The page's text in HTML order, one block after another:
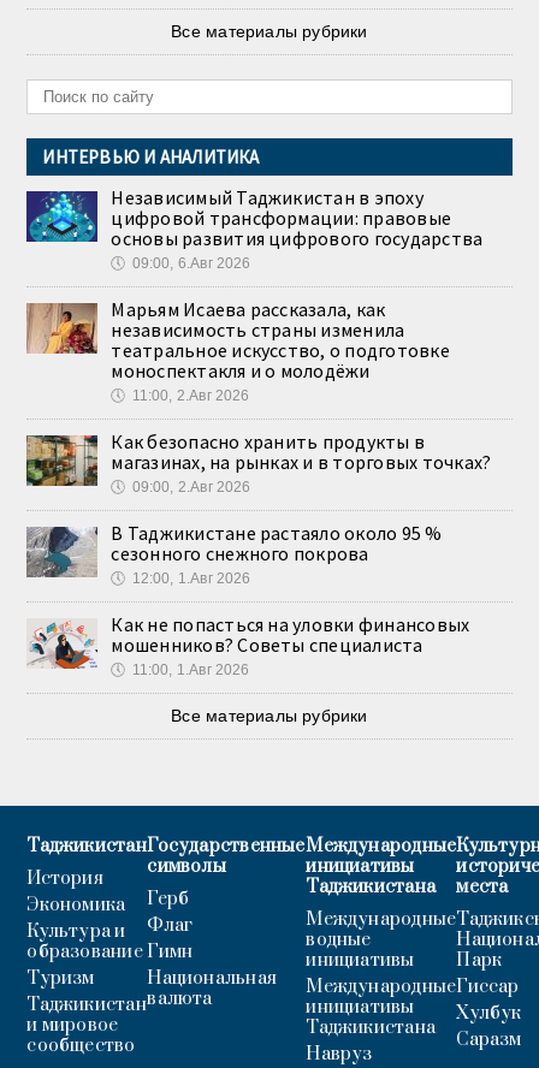
Все материалы рубрики
ИНТЕРВЬЮ И АНАЛИТИКА
Независимый Таджикистан в эпоху
цифровой трансформации: правовые
основы развития цифрового государства
🕔 09:00, 6.Авг 2026
Марьям Исаева рассказала, как
независимость страны изменила
театральное искусство, о подготовке
моноспектакля и о молодёжи
🕔 11:00, 2.Авг 2026
Как безопасно хранить продукты в
магазинах, на рынках и в торговых точках?
🕔 09:00, 2.Авг 2026
В Таджикистане растаяло около 95 %
сезонного снежного покрова
🕔 12:00, 1.Авг 2026
Как не попасться на уловки финансовых
мошенников? Советы специалиста
🕔 11:00, 1.Авг 2026
Все материалы рубрики
Таджикистан
История
Экономика
Культура и
образование
Туризм
Таджикистан
и мировое
сообщество
Государственные
символы
Герб
Флаг
Гимн
Национальная
валюта
Международные
инициативы
Таджикистана
Международные
водные
инициативы
Международные
инициативы
Таджикистана
Навруз
места
Парк
Гиссар
Хулбук
Саразм